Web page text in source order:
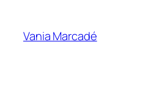
contenu
Vania Marcadé